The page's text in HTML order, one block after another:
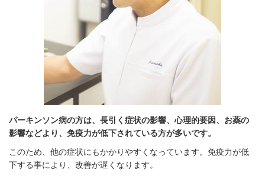
パーキンソン病の方は、長引く症状の影響、心理的要因、お薬の
影響などより、免疫力が低下されている方が多いです。
このため、他の症状にもかかりやすくなっています。免疫力が低
下する事により、改善が遅くなります。